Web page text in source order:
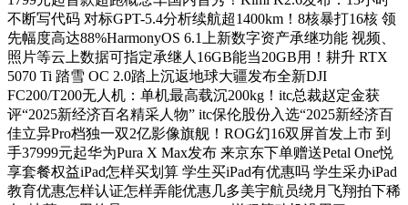
不断写代码 对标GPT-5.4分析续航超1400km！8核暴打16核 领
先幅度高达88%HarmonyOS 6.1上新数字资产承继功能 视频、
照片等云上数据可指定承继人16GB能当20GB用！耕升 RTX
5070 Ti 踏雪 OC 2.0踏上沉返地球大疆发布全新DJI
FC200/T200无人机：单机最高载沉200kg！itc总裁赵定金获
评“2025新经济百名精采人物” itc保伦股份入选“2025新经济百
佳立异Pro档独一双2亿影像旗舰！ROG幻16双屏首发上市 到
手37999元起华为Pura X Max发布 来京东下单赠送Petal One悦
享套餐权益iPad怎样买划算 学生买iPad有优惠吗 学生采办iPad
教育优惠怎样认证怎样弄能优惠几多美宇航员绕月飞翔拍下稀